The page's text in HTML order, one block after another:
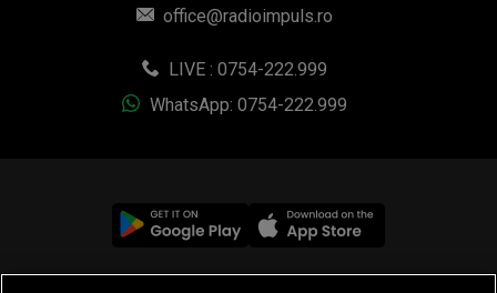
office@radioimpuls.ro
LIVE : 0754-222.999
WhatsApp: 0754-222.999